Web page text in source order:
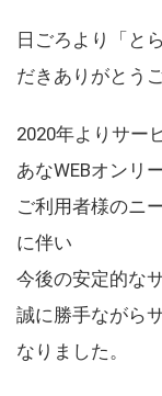
日ごろより「と
だきありがとう
2020年よりサー
あなWEBオンリ
ご利用者様のニ
に伴い
今後の安定的な
誠に勝手ながら
なりました。